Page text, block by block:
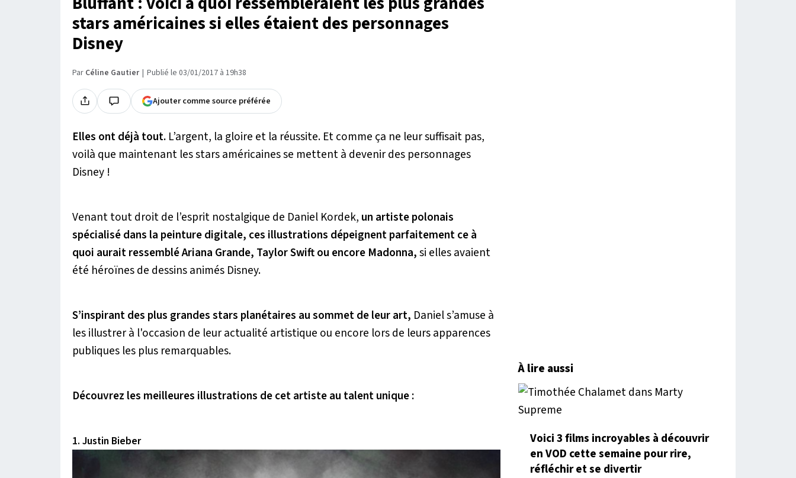
stars américaines si elles étaient des personnages
Disney
Par Céline Gautier Publié le 03/01/2017 à 19h38
Ajouter comme source préférée
Elles ont déjà tout. L’argent, la gloire et la réussite. Et comme ça ne leur suffisait pas,
voilà que maintenant les stars américaines se mettent à devenir des personnages
Disney !
Venant tout droit de l’esprit nostalgique de Daniel Kordek, un artiste polonais
spécialisé dans la peinture digitale, ces illustrations dépeignent parfaitement ce à
quoi aurait ressemblé Ariana Grande, Taylor Swift ou encore Madonna,si elles avaient
été héroïnes de dessins animés Disney.
S’inspirant des plus grandes stars planétaires au sommet de leur art, Daniel s’amuse à
les illustrer à l'occasion de leur actualité artistique ou encore lors de leurs apparences
publiques les plus remarquables.
Découvrez les meilleures illustrations de cet artiste au talent unique :
1. Justin Bieber
À lire aussi
Voici 3 films incroyables à découvrir
en VOD cette semaine pour rire,
réfléchir et se divertir